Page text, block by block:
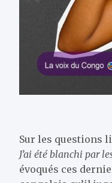
Sur les questions
J’ai été blanchi par
évoqués ces